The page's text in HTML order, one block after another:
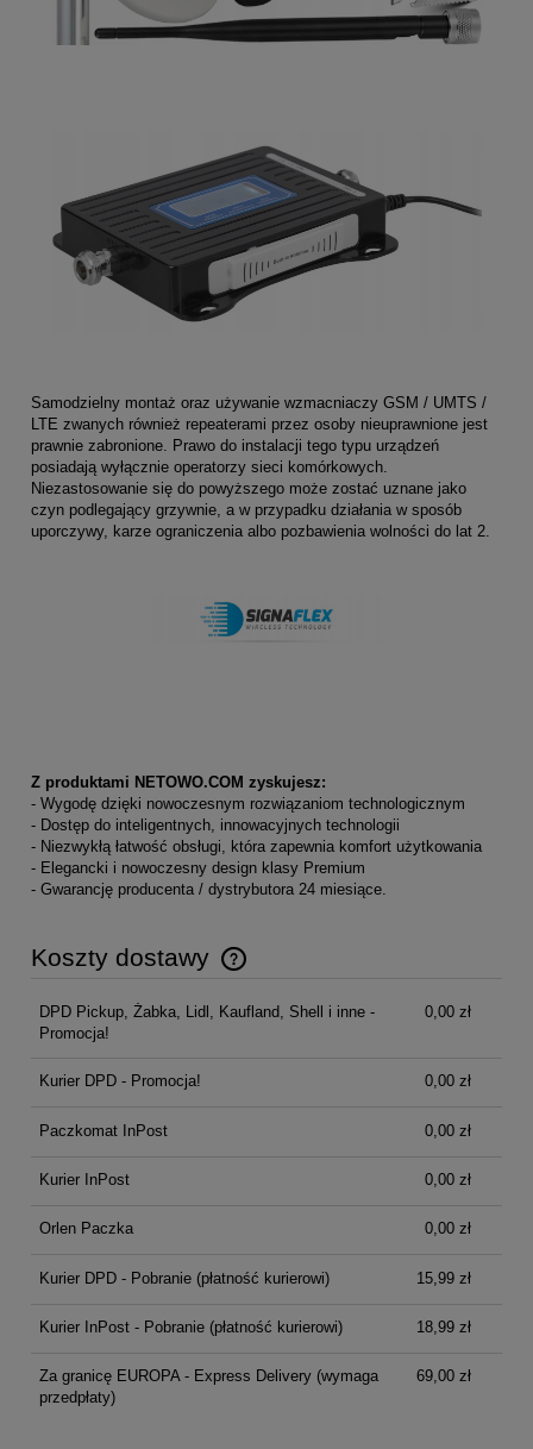
Samodzielny montaż oraz używanie wzmacniaczy GSM / UMTS /
LTE zwanych również repeaterami przez osoby nieuprawnione jest
prawnie zabronione. Prawo do instalacji tego typu urządzeń
posiadają wyłącznie operatorzy sieci komórkowych.
Niezastosowanie się do powyższego może zostać uznane jako
czyn podlegający grzywnie, a w przypadku działania w sposób
uporczywy, karze ograniczenia albo pozbawienia wolności do lat 2.
Z produktami NETOWO.COM zyskujesz:
- Wygodę dzięki nowoczesnym rozwiązaniom technologicznym
- Dostęp do inteligentnych, innowacyjnych technologii
- Niezwykłą łatwość obsługi, która zapewnia komfort użytkowania
- Elegancki i nowoczesny design klasy Premium
- Gwarancję producenta / dystrybutora 24 miesiące.
Koszty dostawy
Cena nie zawiera ewentualnych kosztów płatności
DPD Pickup, Żabka, Lidl, Kaufland, Shell i inne -
Promocja!
0,00 zł
Kurier DPD - Promocja! 0,00 zł
Paczkomat InPost 0,00 zł
Kurier InPost 0,00 zł
Orlen Paczka 0,00 zł
Kurier DPD - Pobranie (płatność kurierowi) 15,99 zł
Kurier InPost - Pobranie (płatność kurierowi) 18,99 zł
Za granicę EUROPA - Express Delivery(wymaga
przedpłaty)
69,00 zł